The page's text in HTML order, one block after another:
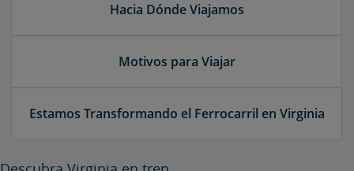
Hacia Dónde Viajamos
Motivos para Viajar
Estamos Transformando el Ferrocarril en Virginia